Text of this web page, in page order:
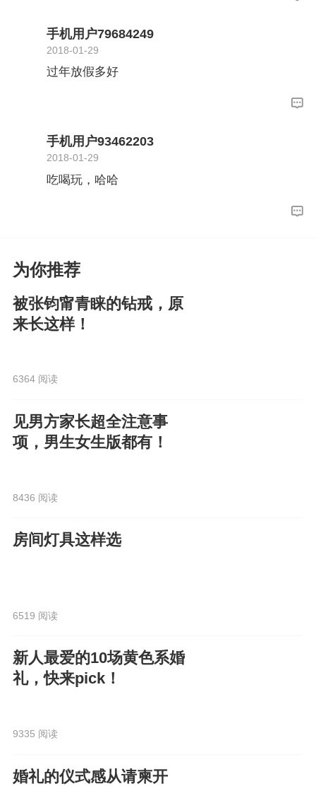
手机用户79684249
2018-01-29
过年放假多好
手机用户93462203
2018-01-29
吃喝玩，哈哈
为你推荐
被张钧甯青睐的钻戒，原
来长这样！
6364 阅读
见男方家长超全注意事
项，男生女生版都有！
8436 阅读
房间灯具这样选
6519 阅读
新人最爱的10场黄色系婚
礼，快来pick！
9335 阅读
婚礼的仪式感从请柬开